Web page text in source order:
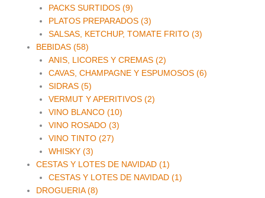
PACKS SURTIDOS (9)
PLATOS PREPARADOS (3)
SALSAS, KETCHUP, TOMATE FRITO (3)
BEBIDAS (58)
ANIS, LICORES Y CREMAS (2)
CAVAS, CHAMPAGNE Y ESPUMOSOS (6)
SIDRAS (5)
VERMUT Y APERITIVOS (2)
VINO BLANCO (10)
VINO ROSADO (3)
VINO TINTO (27)
WHISKY (3)
CESTAS Y LOTES DE NAVIDAD (1)
CESTAS Y LOTES DE NAVIDAD (1)
DROGUERIA (8)